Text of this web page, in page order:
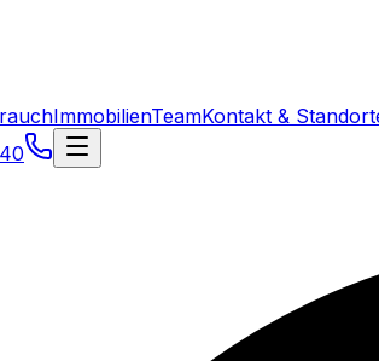
ImmobilienTeamKontakt &